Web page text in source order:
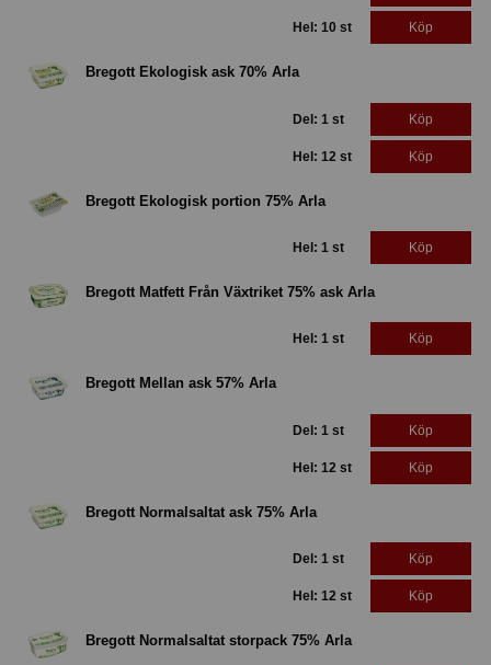
Hel: 10 st Köp
Bregott Ekologisk ask 70% Arla
Del: 1 st Köp
Hel: 12 st Köp
Bregott Ekologisk portion 75% Arla
Hel: 1 st Köp
Bregott Matfett Från Växtriket 75% ask Arla
Hel: 1 st Köp
Bregott Mellan ask 57% Arla
Del: 1 st Köp
Hel: 12 st Köp
Bregott Normalsaltat ask 75% Arla
Del: 1 st Köp
Hel: 12 st Köp
Bregott Normalsaltat storpack 75% Arla